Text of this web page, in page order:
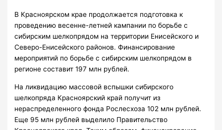
В Красноярском крае продолжается подготовка к
проведению весенне-летней кампании по борьбе с
сибирским шелкопрядом на территории Енисейского и
Северо-Енисейского районов. Финансирование
мероприятий по борьбе с сибирским шелкопрядом в
регионе составит 197 млн рублей.
На ликвидацию массовой вспышки сибирского
шелкопряда Красноярский край получит из
нераспределенного фонда Рослесхоза 102 млн рублей.
Еще 95 млн рублей выделило Правительство